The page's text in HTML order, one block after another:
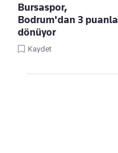
Bursaspor,
Bodrum'dan 3 puanla
dönüyor
Kaydet